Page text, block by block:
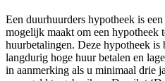
Een duurhuurders hypotheek is
mogelijk maakt om een hypotheek
huurbetalingen. Deze hypotheek is
langdurig hoge huur betalen en
in aanmerking als u minimaal drie